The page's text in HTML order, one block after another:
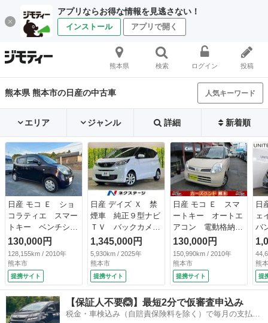
アプリならお得な情報を見逃さない！
インストール アプリで開く
熊本県 検索 ログイン 投稿
熊本県 熊本市の日産の中古車 人気キーワード
エリア ジャンル 詳細 新着順
日産 モコ Ｅ ショ
コラティエ スマー
トキー ベンチシー
ト ＡＴ 盗難防止
システム ＡＢＳ
衝突安全ボディ エ
アコン パワーステ
アリング （検8.11）
130,000円
128,155km / 2010年
熊本市
提携サイト
日産 デイズ Ｘ 禁
煙車 純正９型ナビ
ＴＶ バックカメ
ラ インテリジェン
トエマージェンシー
ブレーキ フロント
／バックソナー 純
正１４インチＡＷ
スマートキー オー
トエアコン Ｂｌｕ
ｅｔｏｏｔｈ ＨＤ
1,345,000円
5,930km / 2025年
熊本市
提携サイト
日産 モコ Ｅ スマ
ートキー オートエ
アコン 電動格納ミ
ラー パワーウィン
ドウ ベンチシート
（検9.1）
130,000円
150,990km / 2010年
熊本市
提携サイト
日
ェ
バ
ロ
防
ー
ト
Ｅ
ー
熊
提
【保証人不要🙆】最短2分で仮審査申込み
税金・車検込み（自賠責保険料を除く）で毎月の支払額